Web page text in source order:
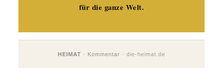
für die ganze Welt.
HEIMAT · Kommentar · die-heimat.de